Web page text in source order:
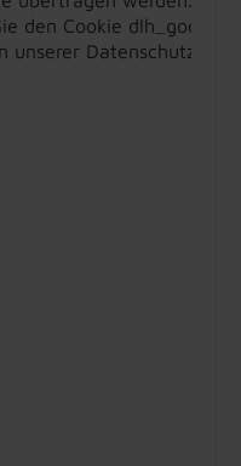
den Cookie
unserer